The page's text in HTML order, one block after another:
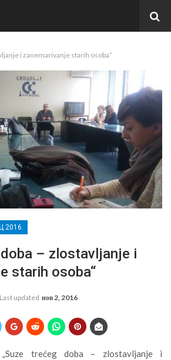
i zanemarivanje starih osoba“
2016.
doba – zlostavljanje i
starih osoba“
Last updated нов 2, 2016
trećeg doba – zlostavljanje i